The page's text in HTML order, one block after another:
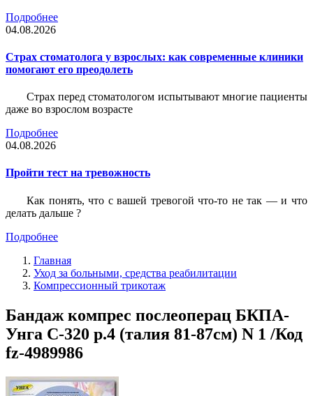
Подробнее
04.08.2026
Страх стоматолога у взрослых: как современные клиники
помогают его преодолеть
Страх перед стоматологом испытывают многие пациенты
даже во взрослом возрасте
Подробнее
04.08.2026
Пройти тест на тревожность
Как понять, что с вашей тревогой что-то не так — и что
делать дальше ?
Подробнее
Главная
Уход за больными, средства реабилитации
Компрессионный трикотаж
Бандаж компрес послеоперац БКПА-
Унга С-320 р.4 (талия 81-87см) N 1 /Код
fz-4989986